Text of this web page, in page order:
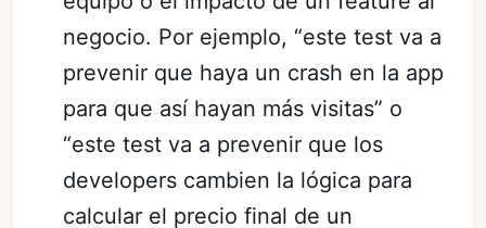
negocio. Por ejemplo, “este test va a
prevenir que haya un crash en la app
para que así hayan más visitas” o
“este test va a prevenir que los
developers cambien la lógica para
calcular el precio final de un